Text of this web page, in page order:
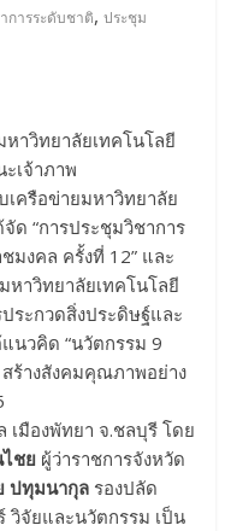
การระดับชาติ,ประชุม
าวิทยาลัยเทคโนโลยี
เจ้าภาพ
เครือข่ายมหาวิทยาลัย
ด “การประชุมวิชาการ
มงคล ครั้งที่ 12” และ
หาวิทยาลัยเทคโนโลยี
ระกวดสิ่งประดิษฐ์และ
นวคิด “นวัตกรรม 9
ร้างสังคมคุณภาพอย่าง
มืองพัทยา จ.ชลบุรี โดย
ชย ผู้ว่าราชการจังหวัด
ปทุมนากุล รองปลัด
วิจัยและนวัตกรรม เป็น